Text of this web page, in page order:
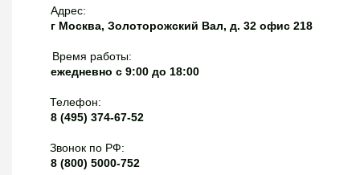
Адрес:
г Москва, Золоторожский Вал, д. 32 офис 218
Время работы:
ежедневно с 9:00 до 18:00
Телефон:
8 (495) 374-67-52
Звонок по РФ:
8 (800) 5000-752